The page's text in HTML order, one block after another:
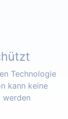
Technologie
kann keine
werden